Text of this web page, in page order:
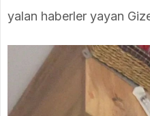
yalan haberler yayan